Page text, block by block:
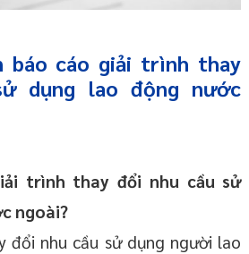
báo cáo giải trình thay
dụng lao động nước
trình thay đổi nhu cầu sử
ngoài?
đổi nhu cầu sử dụng người lao